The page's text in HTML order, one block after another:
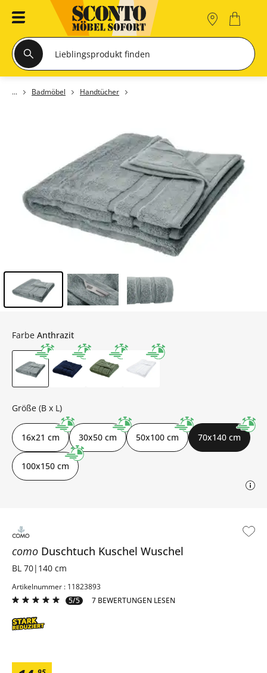
Badmöbel Handtücher
como Duschtuch Kuschel Wuschel
BL 70|140 cm
Artikelnummer : 11823893
5/5
7 BEWERTUNGEN LESEN
Farbe Anthrazit
Größe (B x L)
16x21 cm 30x50 cm 50x100 cm 70x140 cm
100x150 cm